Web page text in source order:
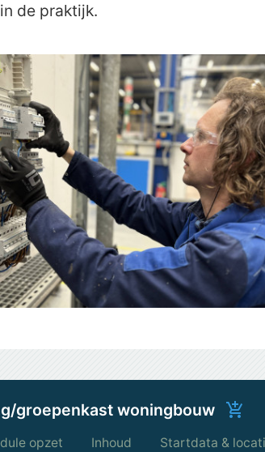
de praktijk.
groepenkast woningbouw add_shopping_cart
opzet Inhoud Startdata &